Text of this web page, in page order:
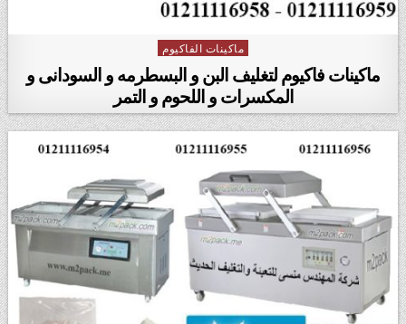
Posted in
ماكينات الفاكيوم
ماكينات فاكيوم لتغليف البن و البسطرمه و السودانى و
المكسرات و اللحوم و التمر